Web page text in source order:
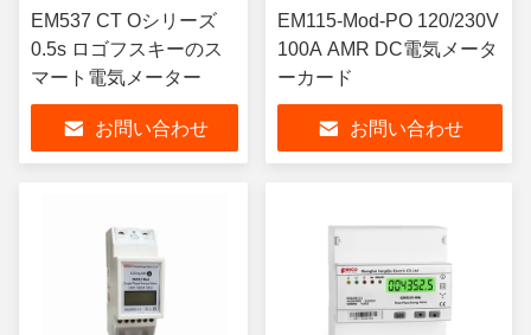
EM537 CT Oシリーズ
0.5s ロゴフスキーのス
マート電気メーター
お問い合わせ
EM115-Mod-PO 120/230V
100A AMR DC電気メータ
ーカード
お問い合わせ